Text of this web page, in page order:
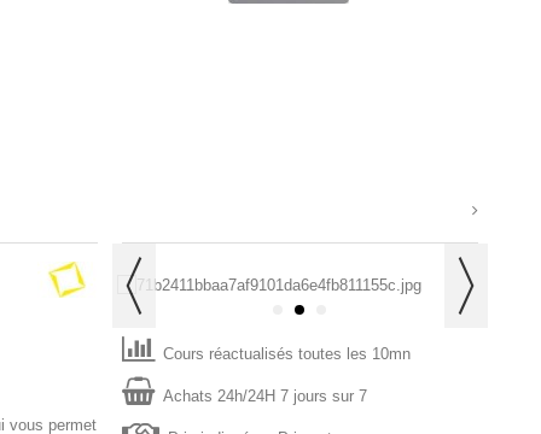
vous permet
Cours réactualisés toutes les 10mn
Achats 24h/24H 7 jours sur 7